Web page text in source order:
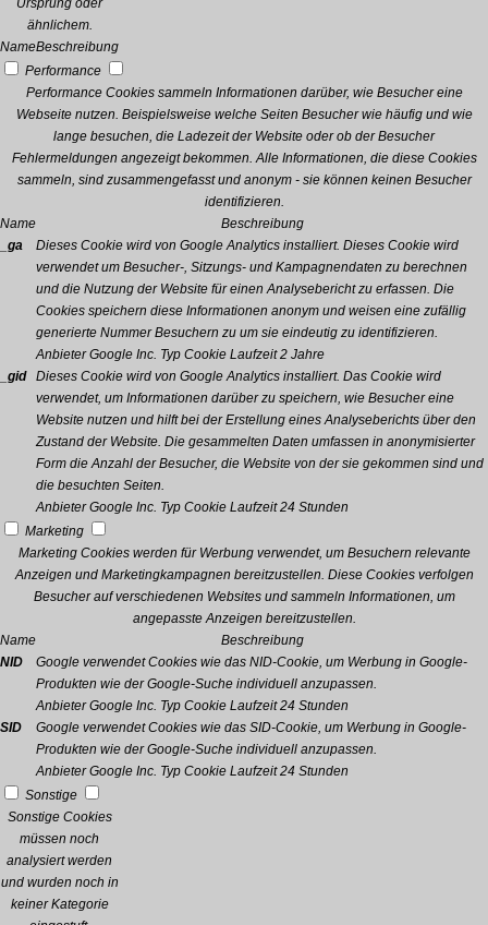
Ursprung oder
ähnlichem.
NameBeschreibung
Performance
Performance Cookies sammeln Informationen darüber, wie Besucher eine
Webseite nutzen. Beispielsweise welche Seiten Besucher wie häufig und wie
lange besuchen, die Ladezeit der Website oder ob der Besucher
Fehlermeldungen angezeigt bekommen. Alle Informationen, die diese Cookies
sammeln, sind zusammengefasst und anonym - sie können keinen Besucher
identifizieren.
Name
Beschreibung
_ga
Dieses Cookie wird von Google Analytics installiert. Dieses Cookie wird
verwendet um Besucher-, Sitzungs- und Kampagnendaten zu berechnen
und die Nutzung der Website für einen Analysebericht zu erfassen. Die
Cookies speichern diese Informationen anonym und weisen eine zufällig
generierte Nummer Besuchern zu um sie eindeutig zu identifizieren.
Anbieter Google Inc. Typ Cookie Laufzeit 2 Jahre
_gid
Dieses Cookie wird von Google Analytics installiert. Das Cookie wird
verwendet, um Informationen darüber zu speichern, wie Besucher eine
Website nutzen und hilft bei der Erstellung eines Analyseberichts über den
Zustand der Website. Die gesammelten Daten umfassen in anonymisierter
Form die Anzahl der Besucher, die Website von der sie gekommen sind und
die besuchten Seiten.
Anbieter Google Inc. Typ Cookie Laufzeit 24 Stunden
Marketing
Marketing Cookies werden für Werbung verwendet, um Besuchern relevante
Anzeigen und Marketingkampagnen bereitzustellen. Diese Cookies verfolgen
Besucher auf verschiedenen Websites und sammeln Informationen, um
angepasste Anzeigen bereitzustellen.
Name
Beschreibung
NID
Google verwendet Cookies wie das NID-Cookie, um Werbung in Google-
Produkten wie der Google-Suche individuell anzupassen.
Anbieter Google Inc. Typ Cookie Laufzeit 24 Stunden
SID
Google verwendet Cookies wie das SID-Cookie, um Werbung in Google-
Produkten wie der Google-Suche individuell anzupassen.
Anbieter Google Inc. Typ Cookie Laufzeit 24 Stunden
Sonstige
Sonstige Cookies
müssen noch
analysiert werden
und wurden noch in
keiner Kategorie